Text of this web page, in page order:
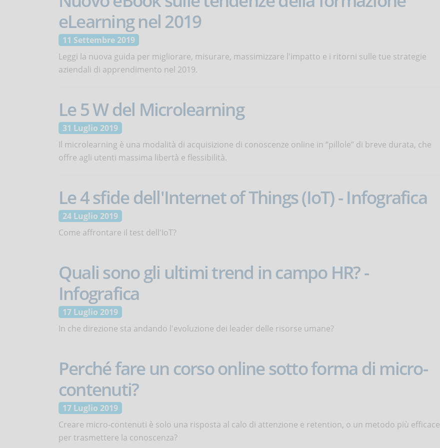
eLearning nel 2019
11 Settembre 2019
Leggi la nuova guida per migliorare, misurare, massimizzare l'impatto e i ritorni sulle tue strategie
aziendali di apprendimento nel 2019.
Le 5 W del Microlearning
31 Luglio 2019
Il microlearning è una modalità di acquisizione di conoscenze online in “pillole” di breve durata, che
offre agli utenti massima libertà e flessibilità.
Le 4 sfide dell'Internet of Things (IoT) - Infografica
24 Luglio 2019
Come affrontare il test dell'IoT?
Quali sono gli ultimi trend in campo HR? -
Infografica
17 Luglio 2019
In che direzione sta andando l'evoluzione dei leader delle risorse umane?
Perché fare un corso online sotto forma di micro-
contenuti?
17 Luglio 2019
Creare micro-contenuti è solo una risposta al calo di attenzione e retention, o un metodo più efficace
per trasmettere la conoscenza?